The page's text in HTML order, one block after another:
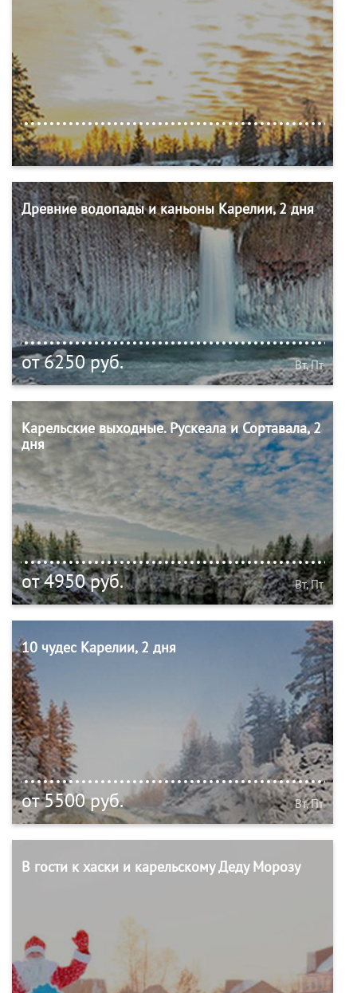
Древние водопады и каньоны Карелии, 2 дня
от 6250 руб. Вт, Пт
Карельские выходные. Рускеала и Сортавала, 2
дня
от 4950 руб. Вт, Пт
10 чудес Карелии, 2 дня
от 5500 руб. Вт, Пт
В гости к хаски и карельскому Деду Морозу